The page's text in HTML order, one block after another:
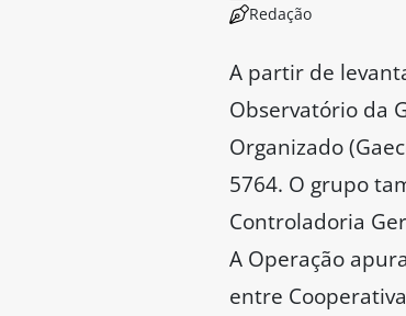
Redação
A partir de
Observatório da
Organizado
5764. O grupo
Controladoria
A Operação
entre